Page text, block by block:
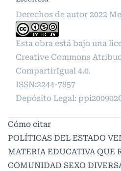
Derechos de autor 2022
Esta obra está bajo una
Creative Commons
CompartirIgual 4.0.
ISSN:2244-7857
Depósito Legal:
Cómo citar
POLÍTICAS DEL ESTADO
MATERIA EDUCATIVA QUE
COMUNIDAD SEXO